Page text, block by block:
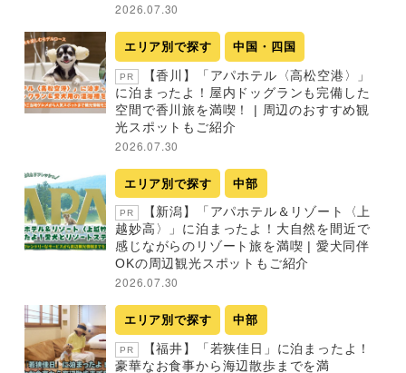
2026.07.30
エリア別で探す 中国・四国
PR
【香川】「アパホテル〈高松空港〉」
に泊まったよ！屋内ドッグランも完備した
空間で香川旅を満喫！ | 周辺のおすすめ観
光スポットもご紹介
2026.07.30
エリア別で探す 中部
PR
【新潟】「アパホテル＆リゾート〈上
越妙高〉」に泊まったよ！大自然を間近で
感じながらのリゾート旅を満喫 | 愛犬同伴
OKの周辺観光スポットもご紹介
2026.07.30
エリア別で探す 中部
PR
【福井】「若狭佳日」に泊まったよ！
豪華なお食事から海辺散歩までを満